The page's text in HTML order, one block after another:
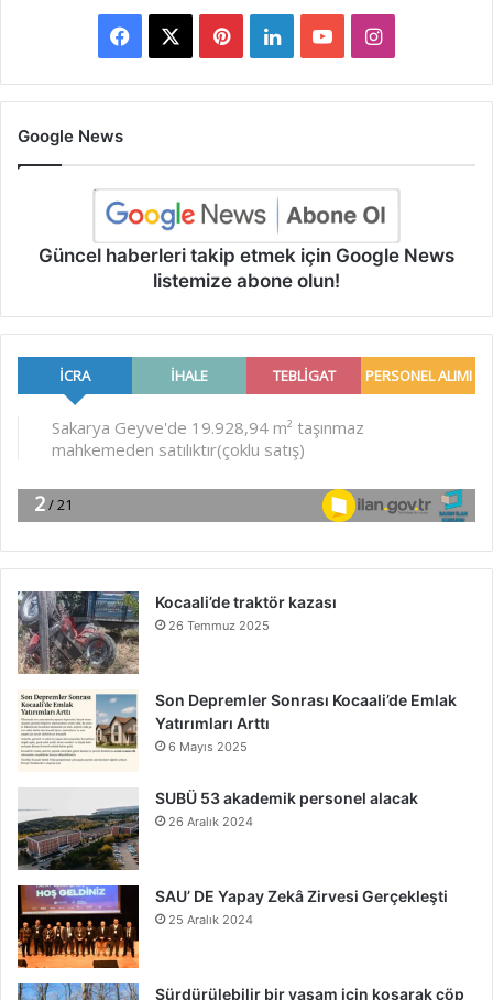
Facebook PinterestLinkedInYouTubeInstagram
Google News
Güncel haberleri takip etmek için Google News
listemize abone olun!
Kocaali’de traktör kazası
26 Temmuz 2025
Son Depremler Sonrası Kocaali’de Emlak
Yatırımları Arttı
6 Mayıs 2025
SUBÜ 53 akademik personel alacak
26 Aralık 2024
SAU’ DE Yapay Zekâ Zirvesi Gerçekleşti
25 Aralık 2024
Sürdürülebilir bir yaşam için koşarak çöp